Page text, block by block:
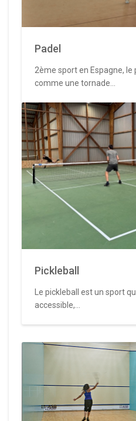
Padel
2ème sport en Espagne, le
comme une tornade...
Pickleball
Le pickleball est un sport
accessible,...